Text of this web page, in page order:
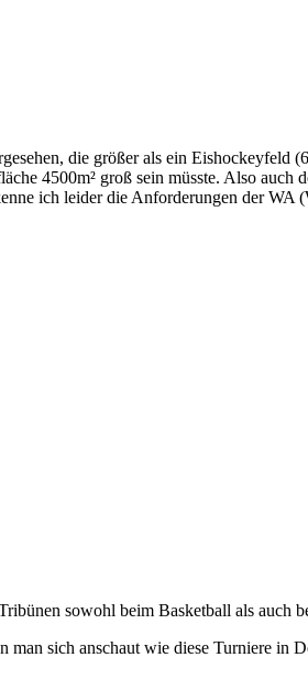
die größer als ein
4500m² groß sein müsste. Also
ich leider die Anforderungen der
sowohl beim Basketball als auch
sich anschaut wie diese Turniere in